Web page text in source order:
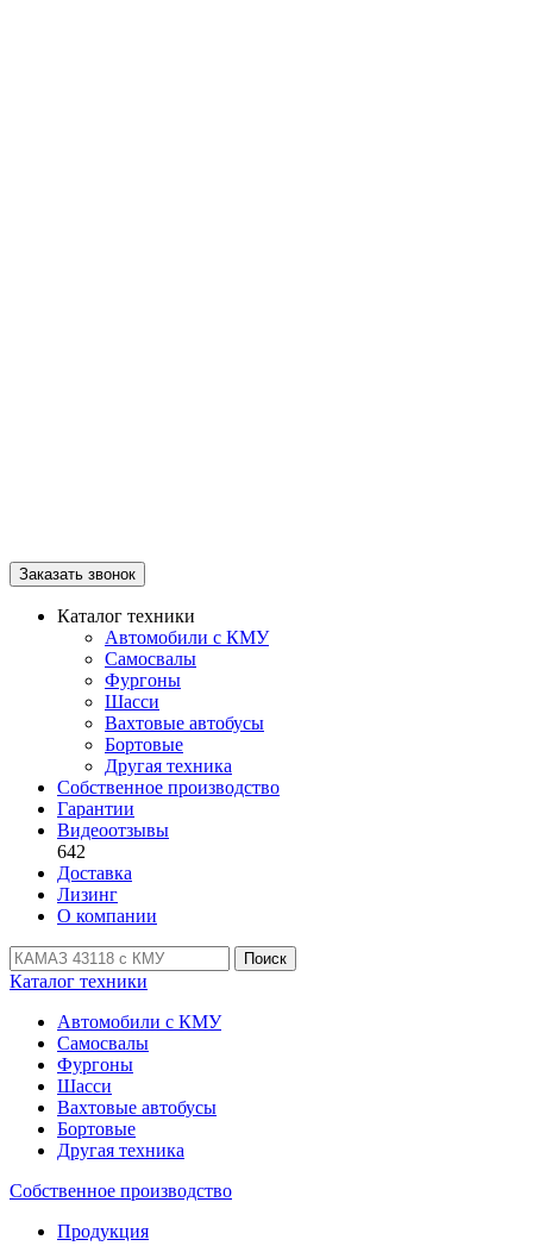
Заказать звонок
Каталог техники
Автомобили с КМУ
Самосвалы
Фургоны
Шасси
Вахтовые автобусы
Бортовые
Другая техника
Собственное производство
Гарантии
Видеоотзывы
642
Доставка
Лизинг
О компании
Поиск
Каталог техники
Автомобили с КМУ
Самосвалы
Фургоны
Шасси
Вахтовые автобусы
Бортовые
Другая техника
Собственное производство
Продукция